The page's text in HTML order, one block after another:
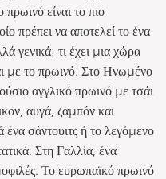
είναι το πιο
πρέπει να αποτελεί το ένα
γενικά: τι έχει μια χώρα
με το πρωινό. Στο Ηνωμένο
αγγλικό πρωινό με τσάι
αυγά, ζαμπόν και
ένα σάντουιτς ή το λεγόμενο
Στη Γαλλία, ένα
Το ευρωπαϊκό πρωινό